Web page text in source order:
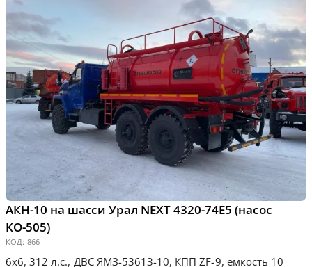
АКН-10 на шасси Урал NEXT 4320-74Е5 (насос
КО-505)
КОД: 866
6х6, 312 л.с., ДВС ЯМЗ-53613-10, КПП ZF-9, емкость 10